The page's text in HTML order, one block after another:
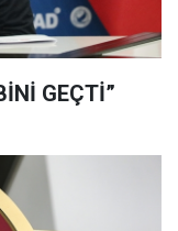
GEÇTİ”